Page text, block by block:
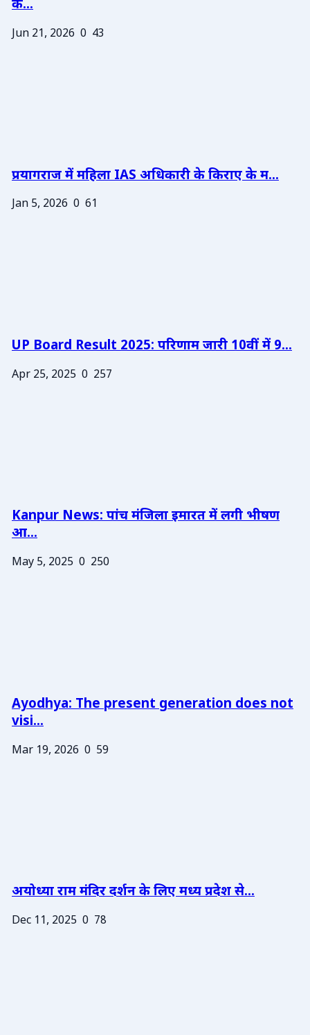
के...
Jun 21, 2026 0 43
प्रयागराज में महिला IAS अधिकारी के किराए के म...
Jan 5, 2026 0 61
UP Board Result 2025: परिणाम जारी 10वीं में 9...
Apr 25, 2025 0 257
Kanpur News: पांच मंजिला इमारत में लगी भीषण
आ...
May 5, 2025 0 250
Ayodhya: The present generation does not
visi...
Mar 19, 2026 0 59
अयोध्या राम मंदिर दर्शन के लिए मध्य प्रदेश से...
Dec 11, 2025 0 78